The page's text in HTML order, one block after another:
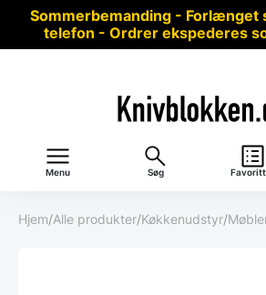
Sommerbemanding - Forlænget
telefon - Ordrer ekspederes
Menu Søg
Hjem/Alle produkter/Køkkenudstyr/